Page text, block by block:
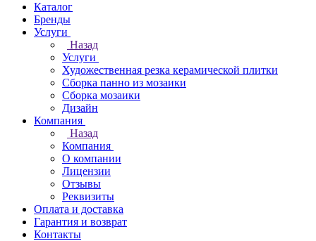
Каталог
Бренды
Услуги
Назад
Услуги
Художественная резка керамической плитки
Сборка панно из мозаики
Сборка мозаики
Дизайн
Компания
Назад
Компания
О компании
Лицензии
Отзывы
Реквизиты
Оплата и доставка
Гарантия и возврат
Контакты